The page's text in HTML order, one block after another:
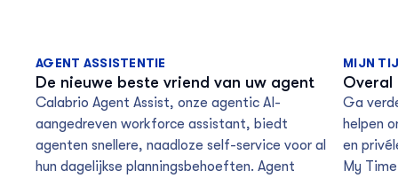
AGENT ASSISTENTIE
De nieuwe beste vriend van uw agent
Calabrio Agent Assist, onze agentic AI-
aangedreven workforce assistant, biedt
agenten snellere, naadloze self-service voor al
hun dagelijkse planningsbehoeften. Agent
MIJN
Overal
Ga
helpen
en
My